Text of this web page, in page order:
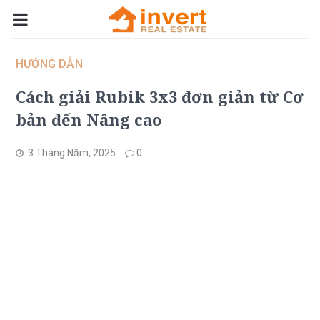
HƯỚNG DẪN
Cách giải Rubik 3x3 đơn giản từ Cơ
bản đến Nâng cao
3 Tháng Năm, 2025 0